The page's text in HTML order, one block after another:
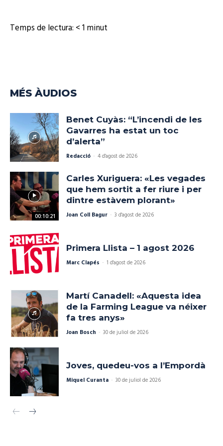
Temps de lectura: < 1minut
MÉS ÀUDIOS
Benet Cuyàs: “L’incendi de les
Gavarres ha estat un toc
d’alerta”
Redacció - 4 d'agost de 2026
00:10:21
Carles Xuriguera: «Les vegades
que hem sortit a fer riure i per
dintre estàvem plorant»
Joan Coll Bagur - 3 d'agost de 2026
Primera Llista – 1 agost 2026
Marc Clapés - 1 d'agost de 2026
Martí Canadell: «Aquesta idea
de la Farming League va néixer
fa tres anys»
Joan Bosch - 30 de juliol de 2026
Joves, quedeu-vos a l’Empordà
Miquel Curanta - 30 de juliol de 2026